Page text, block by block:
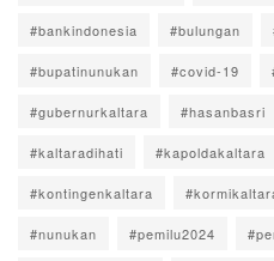
#bankindonesia #bulungan
#bupatinunukan #covid-19
#gubernurkaltara #hasanbasri
#kaltaradihati #kapoldakaltara
#kontingenkaltara
#nunukan #pemilu2024